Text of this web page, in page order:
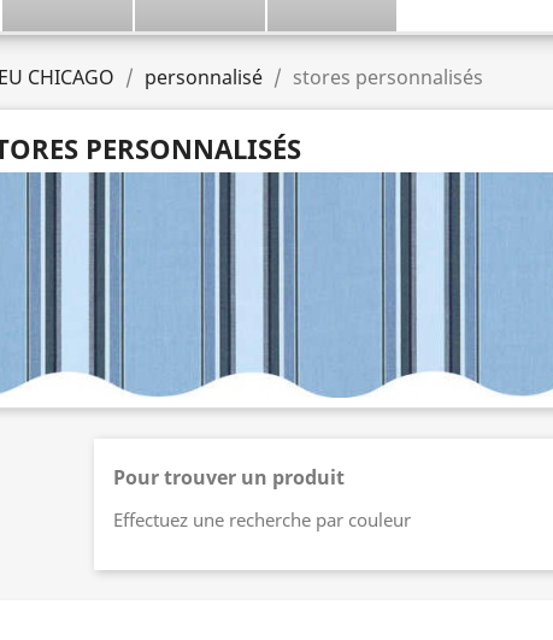
CHICAGO personnalisé stores personnalisés
PERSONNALISÉS
Pour trouver un produit
Effectuez une recherche par couleur